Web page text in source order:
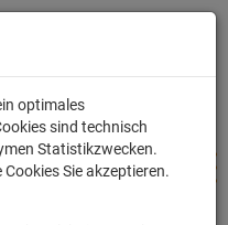
optimales
sind technisch
Statistikzwecken.
Sie akzeptieren.